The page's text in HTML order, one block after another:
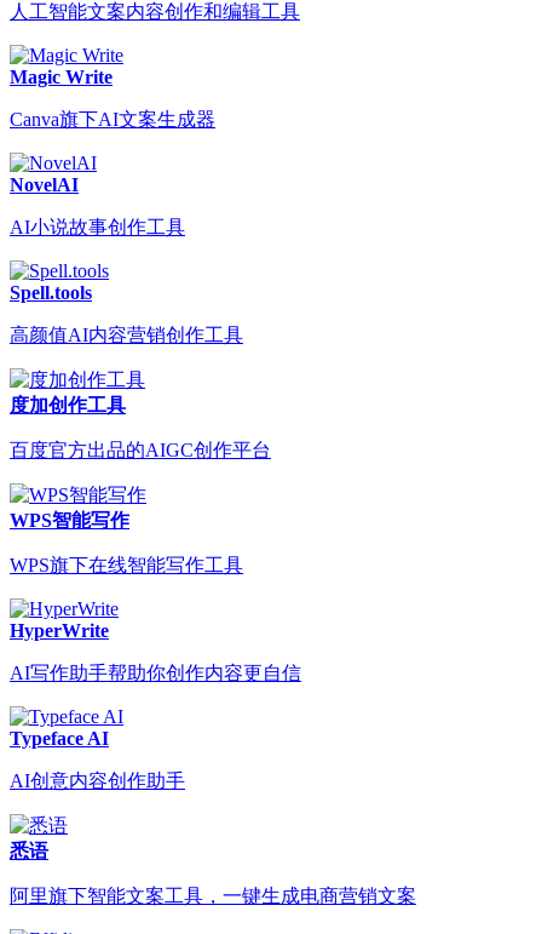
人工智能文案内容创作和编辑工具
Magic Write
Canva旗下AI文案生成器
NovelAI
AI小说故事创作工具
Spell.tools
高颜值AI内容营销创作工具
度加创作工具
百度官方出品的AIGC创作平台
WPS智能写作
WPS旗下在线智能写作工具
HyperWrite
AI写作助手帮助你创作内容更自信
Typeface AI
AI创意内容创作助手
悉语
阿里旗下智能文案工具，一键生成电商营销文案